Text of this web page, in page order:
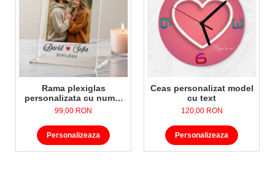
Rama plexiglas
personalizata cu nume,
data si poza
99,00 RON
Personalizeaza
Ceas personalizat model
cu text
120,00 RON
Personalizeaza